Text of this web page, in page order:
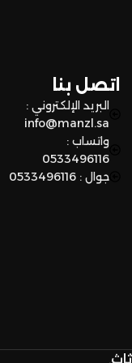
الآن وعيشوا تجربة
اتصل بنا
البريد الإلكتروني :
info@manzl.sa
واتساب :
0533496116
جوال : 0533496116
.